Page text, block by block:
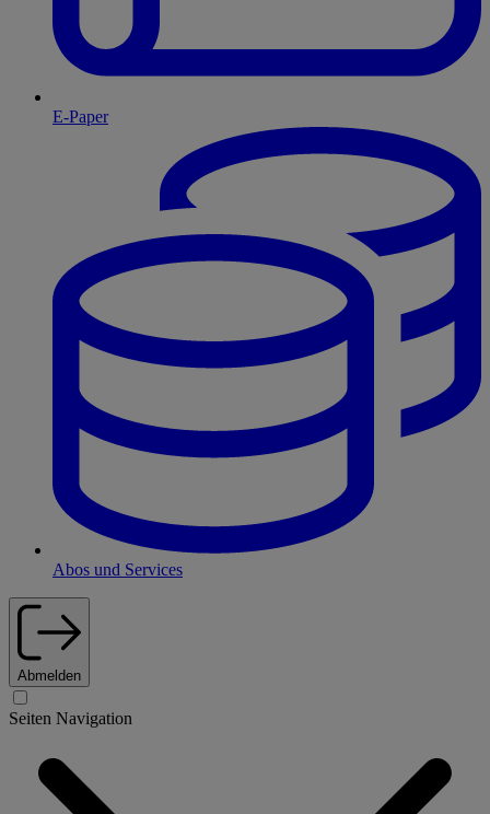
E-Paper
Abos und Services
Abmelden
Seiten Navigation